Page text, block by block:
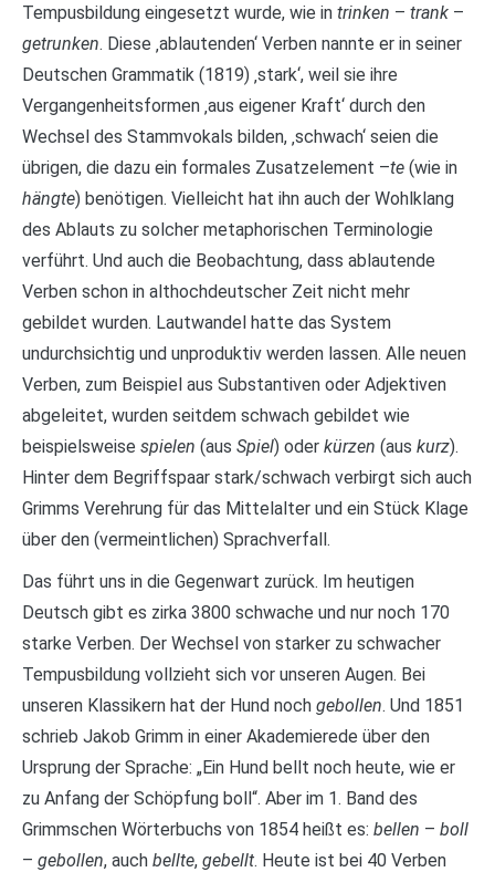
Tempusbildung eingesetzt wurde, wie in trinken – trank –
getrunken. Diese ‚ablautenden‘ Verben nannte er in seiner
Deutschen Grammatik (1819) ‚stark‘, weil sie ihre
Vergangenheitsformen ‚aus eigener Kraft‘ durch den
Wechsel des Stammvokals bilden, ‚schwach‘ seien die
übrigen, die dazu ein formales Zusatzelement –te (wie in
hängte) benötigen. Vielleicht hat ihn auch der Wohlklang
des Ablauts zu solcher metaphorischen Terminologie
verführt. Und auch die Beobachtung, dass ablautende
Verben schon in althochdeutscher Zeit nicht mehr
gebildet wurden. Lautwandel hatte das System
undurchsichtig und unproduktiv werden lassen. Alle neuen
Verben, zum Beispiel aus Substantiven oder Adjektiven
abgeleitet, wurden seitdem schwach gebildet wie
beispielsweise spielen (aus Spiel) oder kürzen (aus kurz).
Hinter dem Begriffspaar stark/schwach verbirgt sich auch
Grimms Verehrung für das Mittelalter und ein Stück Klage
über den (vermeintlichen) Sprachverfall.
Das führt uns in die Gegenwart zurück. Im heutigen
Deutsch gibt es zirka 3800 schwache und nur noch 170
starke Verben. Der Wechsel von starker zu schwacher
Tempusbildung vollzieht sich vor unseren Augen. Bei
unseren Klassikern hat der Hund noch gebollen. Und 1851
schrieb Jakob Grimm in einer Akademierede über den
Ursprung der Sprache: „Ein Hund bellt noch heute, wie er
zu Anfang der Schöpfung boll“. Aber im 1. Band des
Grimmschen Wörterbuchs von 1854 heißt es: bellen – boll
– gebollen, auch bellte, gebellt. Heute ist bei 40 Verben